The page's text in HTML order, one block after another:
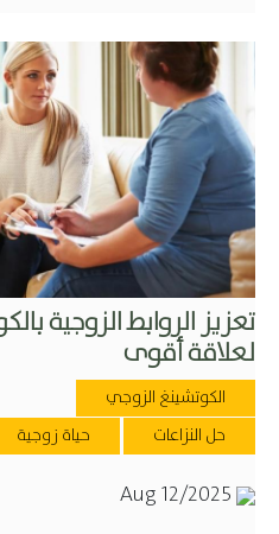
تعزيز الروابط الزوجية
لعلاقة أقوى
الكوتشينغ الزوجي
حل النزاعات
حياة زوجية